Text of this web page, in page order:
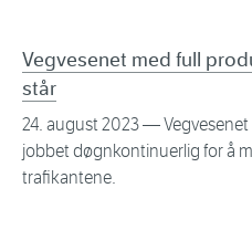
Vegvesenet med full
står
24. august 2023— Vegvesenet
jobbet døgnkontinuerlig for å
trafikantene.